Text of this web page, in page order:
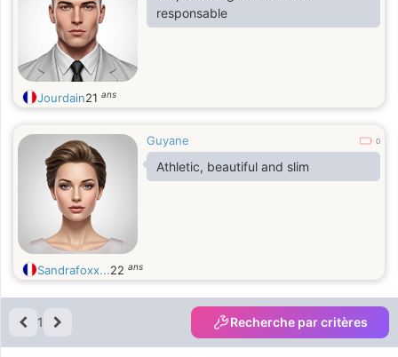
responsable
Jourdain21 ans
Guyane 0
Athletic, beautiful and slim
Sandrafoxx...22 ans
1 Recherche par critères